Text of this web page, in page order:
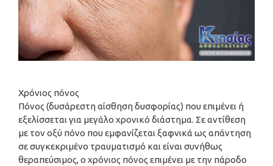
Χρόνιος πόνος
Πόνος (δυσάρεστη αίσθηση δυσφορίας) που επιμένει ή
εξελίσσεται για μεγάλο χρονικό διάστημα. Σε αντίθεση
με τον οξύ πόνο που εμφανίζεται ξαφνικά ως απάντηση
σε συγκεκριμένο τραυματισμό και είναι συνήθως
θεραπεύσιμος, ο χρόνιος πόνος επιμένει με την πάροδο